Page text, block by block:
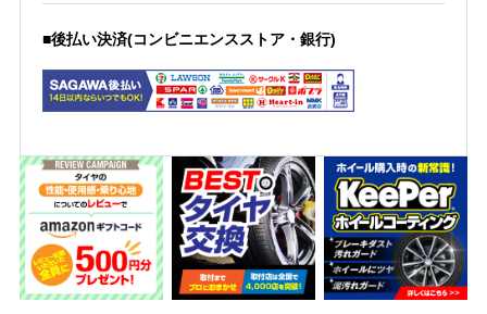
■後払い決済(コンビニエンスストア・銀行)